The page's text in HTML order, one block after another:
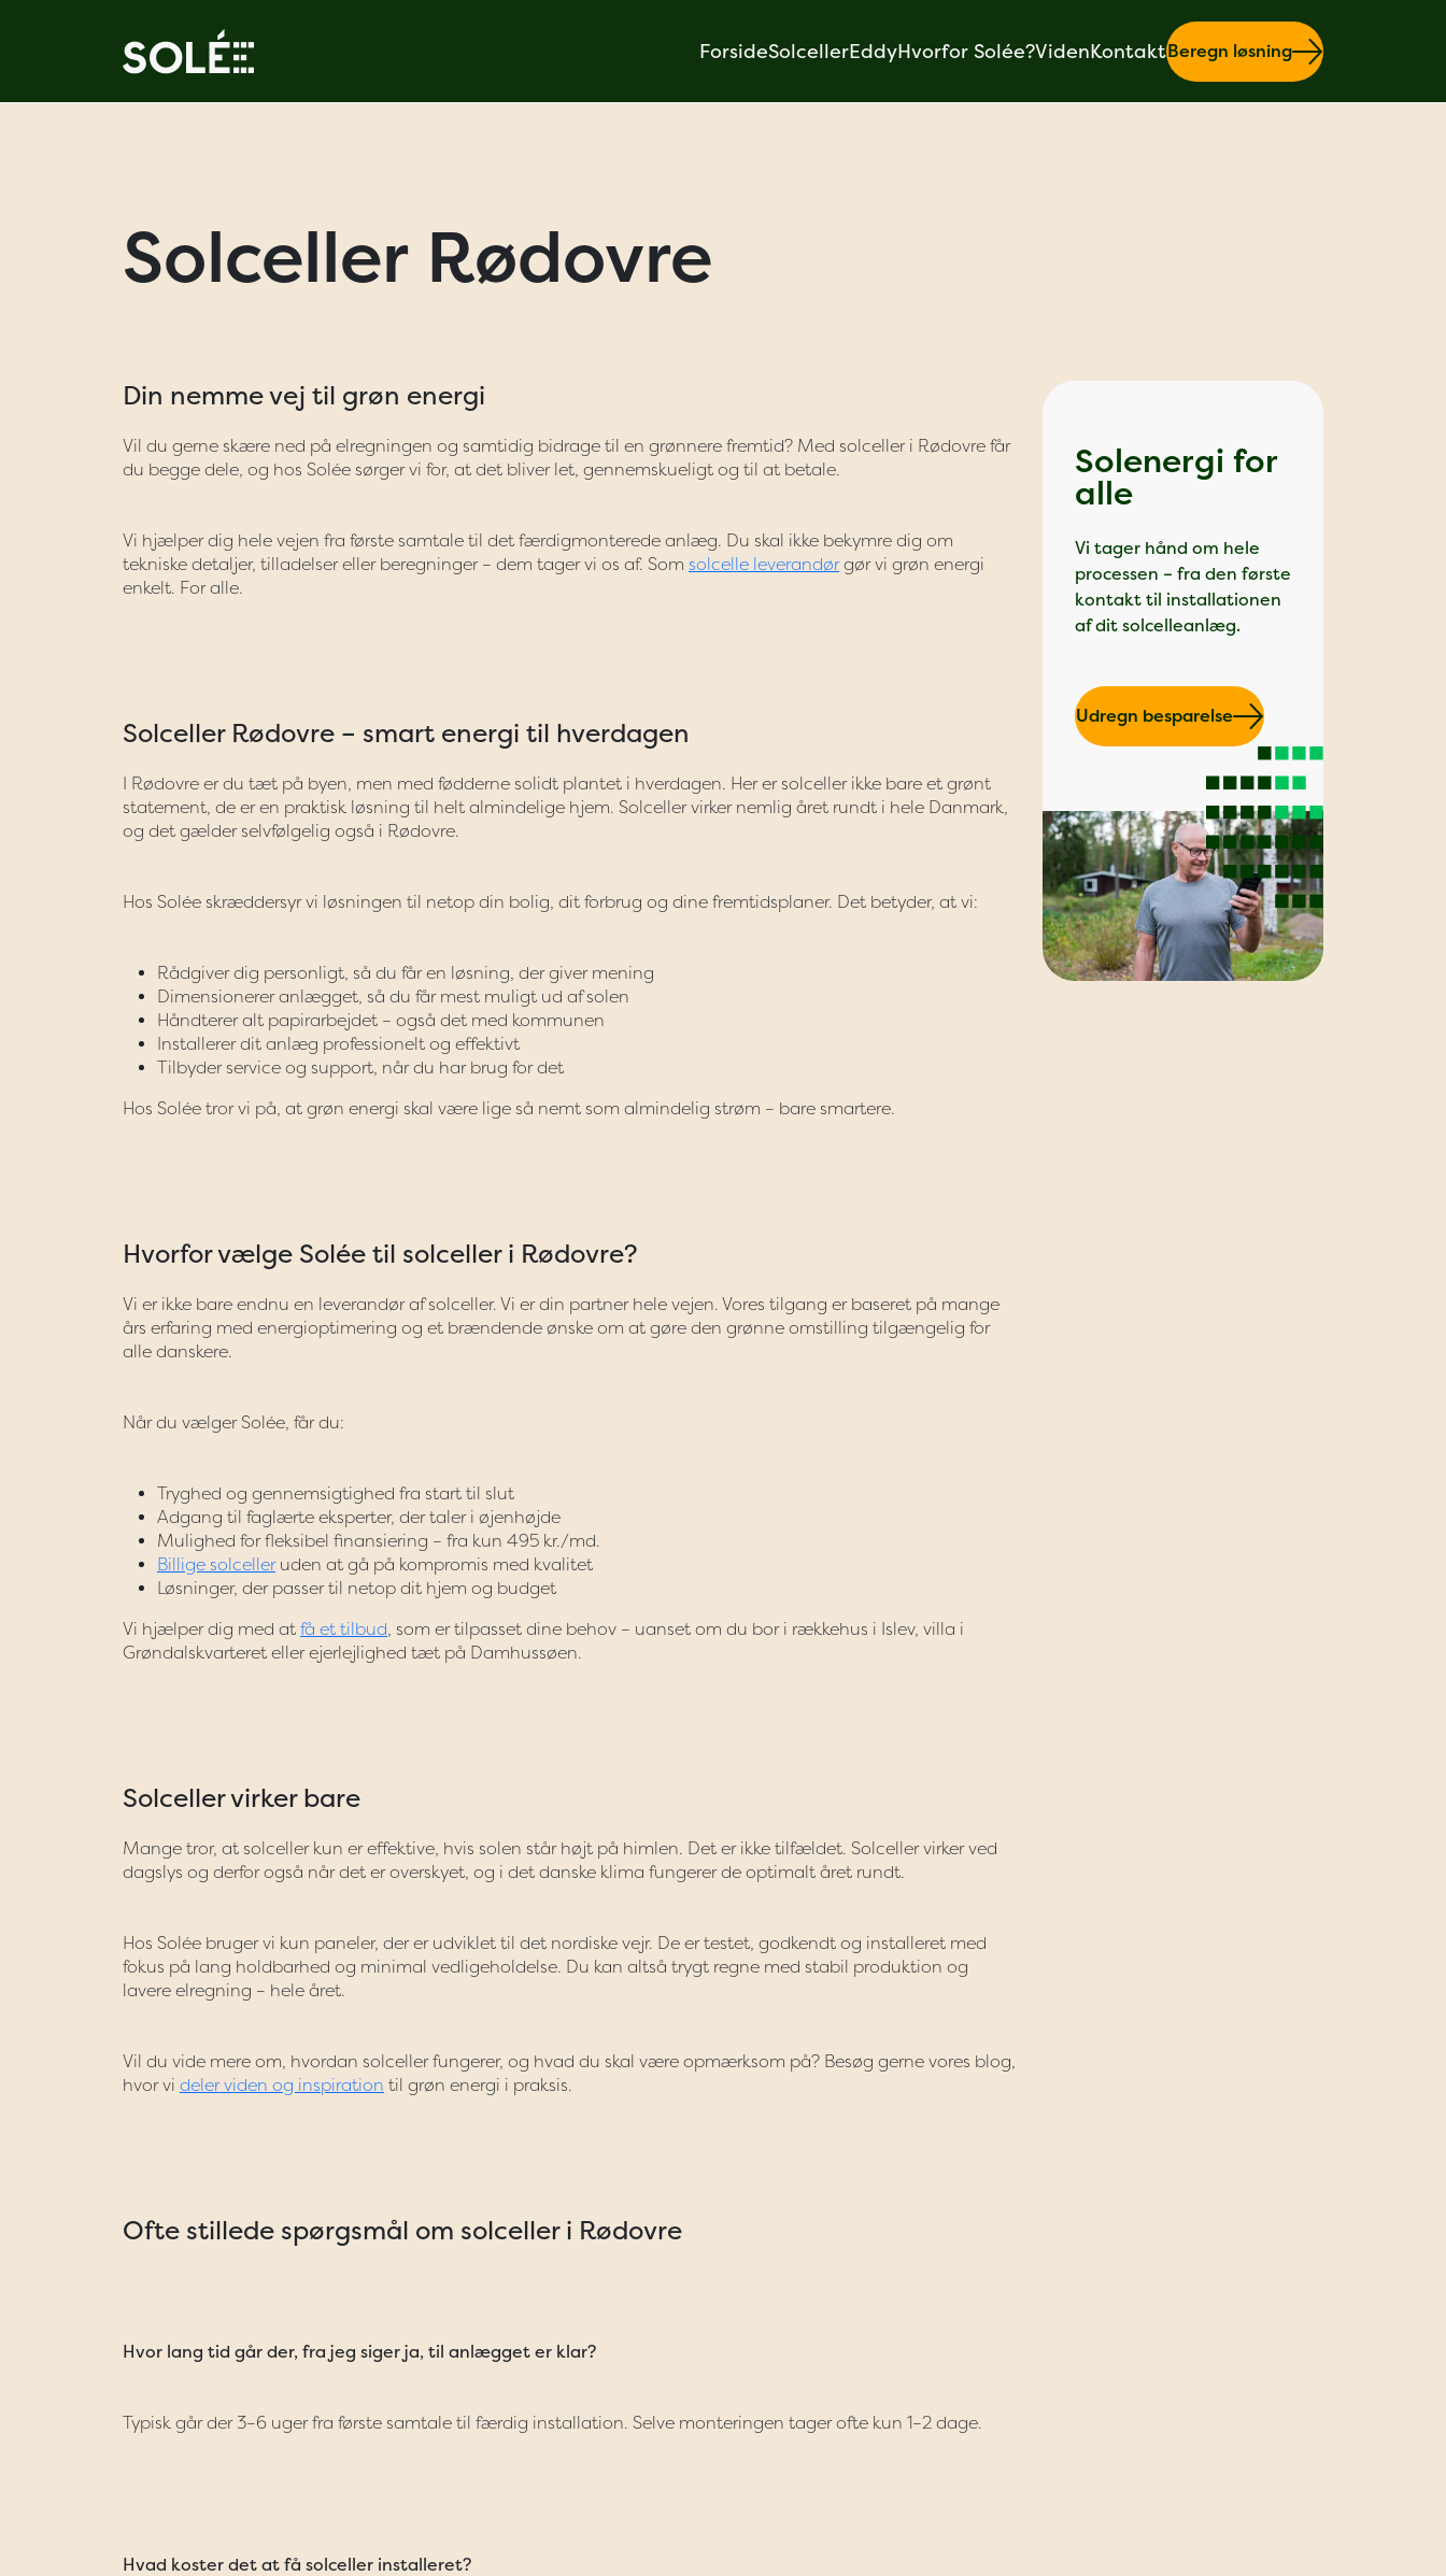
ForsideSolcellerEddyHvorfor Solée?VidenKontaktBeregn løsning
Solceller Rødovre
Din nemme vej til grøn energi
Vil du gerne skære ned på elregningen og samtidig bidrage til en grønnere fremtid? Med solceller i Rødovre får
du begge dele, og hos Solée sørger vi for, at det bliver let, gennemskueligt og til at betale.
Vi hjælper dig hele vejen fra første samtale til det færdigmonterede anlæg. Du skal ikke bekymre dig om
tekniske detaljer, tilladelser eller beregninger – dem tager vi os af. Som solcelle leverandørgør vi grøn energi
enkelt. For alle.
Solceller Rødovre – smart energi til hverdagen
I Rødovre er du tæt på byen, men med fødderne solidt plantet i hverdagen. Her er solceller ikke bare et grønt
statement, de er en praktisk løsning til helt almindelige hjem. Solceller virker nemlig året rundt i hele Danmark,
og det gælder selvfølgelig også i Rødovre.
Hos Solée skræddersyr vi løsningen til netop din bolig, dit forbrug og dine fremtidsplaner. Det betyder, at vi:
Rådgiver dig personligt, så du får en løsning, der giver mening
Dimensionerer anlægget, så du får mest muligt ud af solen
Håndterer alt papirarbejdet – også det med kommunen
Installerer dit anlæg professionelt og effektivt
Tilbyder service og support, når du har brug for det
Hos Solée tror vi på, at grøn energi skal være lige så nemt som almindelig strøm – bare smartere.
Hvorfor vælge Solée til solceller i Rødovre?
Vi er ikke bare endnu en leverandør af solceller. Vi er din partner hele vejen. Vores tilgang er baseret på mange
års erfaring med energioptimering og et brændende ønske om at gøre den grønne omstilling tilgængelig for
alle danskere.
Når du vælger Solée, får du:
Tryghed og gennemsigtighed fra start til slut
Adgang til faglærte eksperter, der taler i øjenhøjde
Mulighed for fleksibel finansiering – fra kun 495 kr./md.
Billige solcelleruden at gå på kompromis med kvalitet
Løsninger, der passer til netop dit hjem og budget
Vi hjælper dig med at få et tilbud, som er tilpasset dine behov – uanset om du bor i rækkehus i Islev, villa i
Grøndalskvarteret eller ejerlejlighed tæt på Damhussøen.
Solceller virker bare
Mange tror, at solceller kun er effektive, hvis solen står højt på himlen. Det er ikke tilfældet. Solceller virker ved
dagslys og derfor også når det er overskyet, og i det danske klima fungerer de optimalt året rundt.
Hos Solée bruger vi kun paneler, der er udviklet til det nordiske vejr. De er testet, godkendt og installeret med
fokus på lang holdbarhed og minimal vedligeholdelse. Du kan altså trygt regne med stabil produktion og
lavere elregning – hele året.
Vil du vide mere om, hvordan solceller fungerer, og hvad du skal være opmærksom på? Besøg gerne vores blog,
hvor vi deler viden og inspiration til grøn energi i praksis.
Ofte stillede spørgsmål om solceller i Rødovre
Hvor lang tid går der, fra jeg siger ja, til anlægget er klar?
Typisk går der 3–6 uger fra første samtale til færdig installation. Selve monteringen tager ofte kun 1–2 dage.
Hvad koster det at få solceller installeret?
Solenergi for
alle
Vi tager hånd om hele
processen – fra den første
kontakt til installationen
af dit solcelleanlæg.
Udregn besparelse